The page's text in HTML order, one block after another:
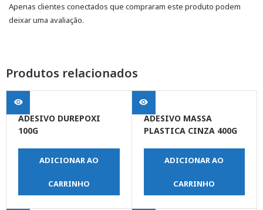
Apenas clientes conectados que compraram este produto podem
deixar uma avaliação.
Produtos relacionados
ADESIVO DUREPOXI
100G
ADICIONAR AO
CARRINHO
ADESIVO MASSA
PLASTICA CINZA 400G
ADICIONAR AO
CARRINHO